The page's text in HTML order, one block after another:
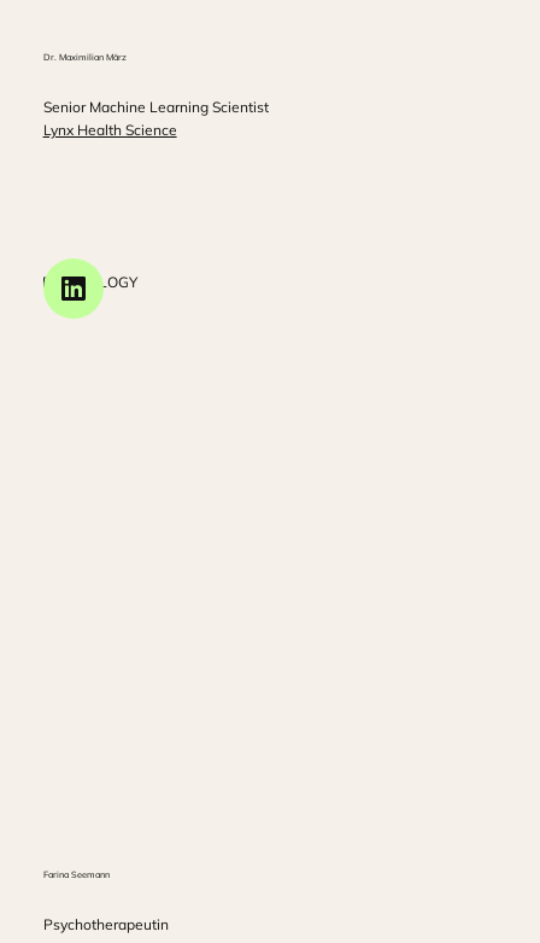
Dr. Maximilian März
Senior Machine Learning Scientist
Lynx Health Science
PSYCHOLOGY
Farina Seemann
Psychotherapeutin